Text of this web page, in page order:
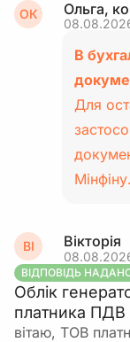
ОК Ольга,
В
Для
ВІ Вікторія
ВІДПОВІДЬ
Облік
платника ПДВ
вітаю, ТОВ